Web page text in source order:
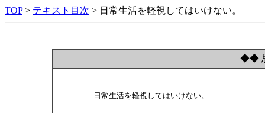
TOP> テキスト目次 > 日常生活を軽視してはいけない。
◆◆
        日常生活を軽視してはいけない。